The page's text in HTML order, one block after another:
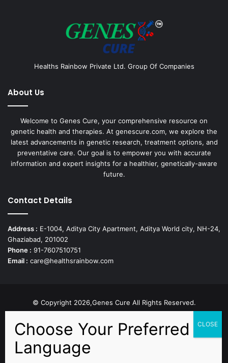
Healths Rainbow Private Ltd. Group Of Companies
About Us
Welcome to Genes Cure, your comprehensive resource on
genetic health and therapies. At genescure.com, we explore the
latest advancements in genetic research, treatment options, and
preventative care. Our goal is to empower you with accurate
information and expert insights for a healthier, genetically-aware
future.
Contact Details
Address : E-1004, Aditya City Apartment, Aditya World city, NH-24,
Ghaziabad, 201002
Phone : 91-7607510751
Email : care@healthsrainbow.com
© Copyright 2026,Genes Cure All Rights Reserved.
Facebook
X